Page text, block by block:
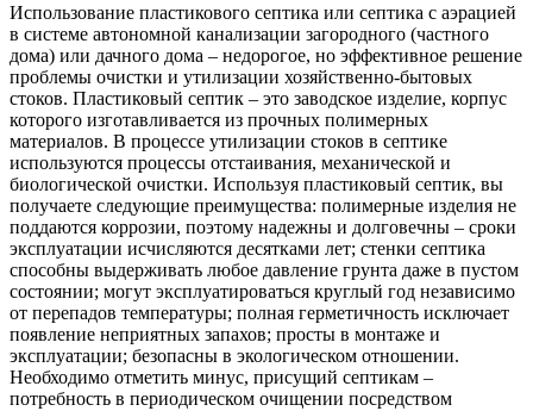
Использование пластикового септика или септика с аэрацией
в системе автономной канализации загородного (частного
дома) или дачного дома – недорогое, но эффективное решение
проблемы очистки и утилизации хозяйственно-бытовых
стоков. Пластиковый септик – это заводское изделие, корпус
которого изготавливается из прочных полимерных
материалов. В процессе утилизации стоков в септике
используются процессы отстаивания, механической и
биологической очистки. Используя пластиковый септик, вы
получаете следующие преимущества: полимерные изделия не
поддаются коррозии, поэтому надежны и долговечны – сроки
эксплуатации исчисляются десятками лет; стенки септика
способны выдерживать любое давление грунта даже в пустом
состоянии; могут эксплуатироваться круглый год независимо
от перепадов температуры; полная герметичность исключает
появление неприятных запахов; просты в монтаже и
эксплуатации; безопасны в экологическом отношении.
Необходимо отметить минус, присущий септикам –
потребность в периодическом очищении посредством